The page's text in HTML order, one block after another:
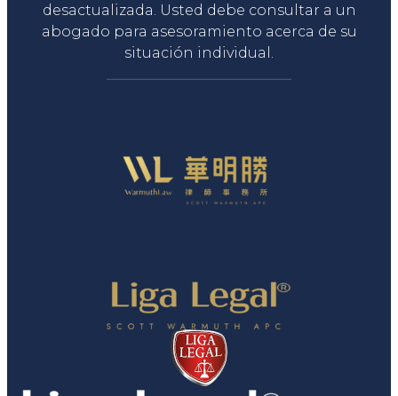
desactualizada. Usted debe consultar a un
abogado para asesoramiento acerca de su
situación individual.